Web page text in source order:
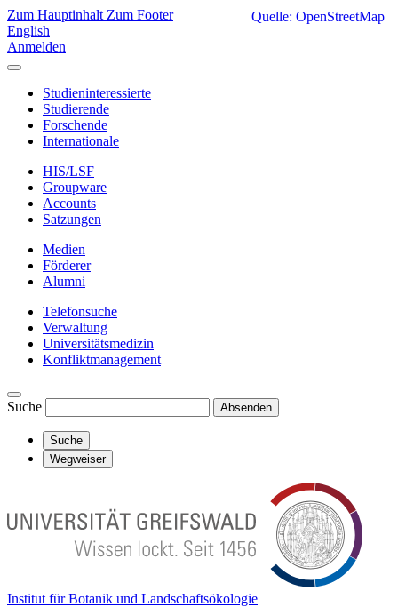
Zum Hauptinhalt Zum Footer
English
Anmelden
Studieninteressierte
Studierende
Forschende
Internationale
HIS/LSF
Groupware
Accounts
Satzungen
Medien
Förderer
Alumni
Telefonsuche
Verwaltung
Universitätsmedizin
Konfliktmanagement
Suche Absenden
Suche
Wegweiser
Institut für Botanik und Landschaftsökologie
Quelle: OpenStreetMap